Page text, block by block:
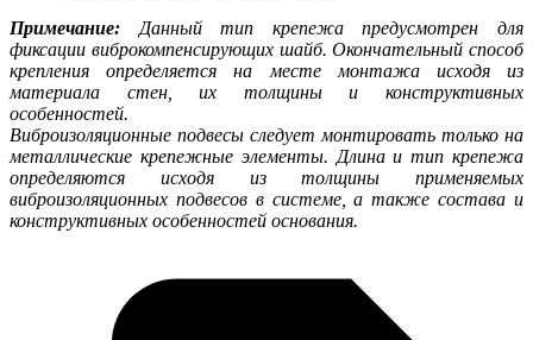
Примечание: Данный тип крепежа предусмотрен для
фиксации виброкомпенсирующих шайб. Окончательный способ
крепления определяется на месте монтажа исходя из
материала стен, их толщины и конструктивных
особенностей.
Виброизоляционные подвесы следует монтировать только на
металлические крепежные элементы. Длина и тип крепежа
определяются исходя из толщины применяемых
виброизоляционных подвесов в системе, а также состава и
конструктивных особенностей основания.